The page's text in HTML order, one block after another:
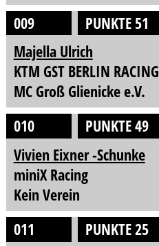
009
PUNKTE 51
Majella Ulrich
KTM GST BERLIN RACING
MC Groß Glienicke e.V.
010
PUNKTE 49
Vivien Eixner -Schunke
miniX Racing
Kein Verein
011
PUNKTE 25